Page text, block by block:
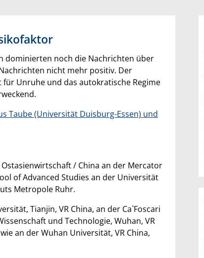
dominierten noch die Nachrichten über
nicht mehr positiv. Der
Unruhe und das autokratische Regime
Taube (Universität Duisburg-Essen) und
/ China an der Mercator
of Advanced Studies an der Universität
Metropole Ruhr.
Tianjin, VR China, an der Ca`Foscari
und Technologie, Wuhan, VR
an der Wuhan Universität, VR China,